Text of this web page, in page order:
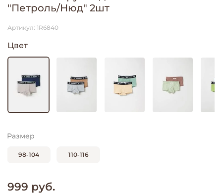
"Петроль/Нюд" 2шт
Артикул: 1R6840
Цвет
Размер
98-104 110-116
999 руб.